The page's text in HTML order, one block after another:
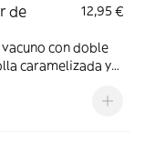
de
12,95 €
con doble
caramelizada y